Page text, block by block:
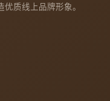
质线上品牌形象。